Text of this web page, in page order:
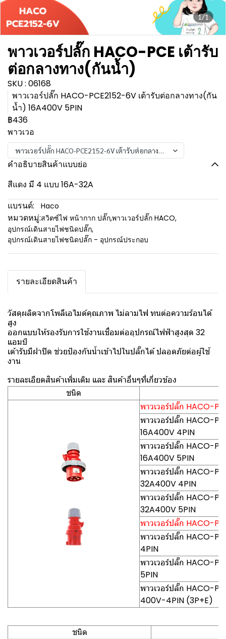
1/1
พาวเวอร์ปลั๊ก HACO-PCE เต้ารับ
ต่อกลางทาง(กันน้ำ)
SKU : 06168
พาวเวอร์ปลั๊ก HACO-PCE2152-6V เต้ารับต่อกลางทาง(กัน
น้ำ) 16A400V 5PIN
฿436
พาวเวอ
พาวเวอร์ปลั๊ก HACO-PCE2152-6V เต้ารับต่อกลางทาง(กันน้ำ) 16A400V
คำอธิบายสินค้าแบบย่อ
สีแดง มี 4 แบบ 16A-32A
แบรนด์:
Haco
หมวดหมู่:สวิตซ์ไฟ หน้ากาก ปลั๊ก,พาวเวอร์ปลั๊ก HACO,
อุปกรณ์เดินสายไฟชนิดปลั๊ก,
อุปกรณ์เดินสายไฟชนิดปลั๊ก - อุปกรณ์ประกอบ
รายละเอียดสินค้า
วัสดุผลิตจากโพลีเอไมด์คุณภาพ ไม่ลามไฟ ทนต่อความร้อนได้
สูง
ออกแบบให้รองรับการใช้งานเชื่อมต่ออุปกรณ์ไฟฟ้าสูงสุด 32
แอมป์
เต้ารับมีฝาปิด ช่วยป้องกันน้ำเข้าไปในปลั๊กได้ ปลอดภัยต่อผู้ใช้
งาน
รายละเอียดสินค้าเพิ่มเติม และ สินค้าอื่นๆที่เกี่ยวข้อง
ชนิด
พาวเวอร์ปลั๊ก HACO-
พาวเวอร์ปลั๊ก HACO-
16A400V 4PIN
พาวเวอร์ปลั๊ก HACO-
16A400V 5PIN
พาวเวอร์ปลั๊ก HACO-
32A400V 4PIN
พาวเวอร์ปลั๊ก HACO-
32A400V 5PIN
พาวเวอร์ปลั๊ก HACO-
พาวเวอร์ปลั๊ก HACO-
4PIN
พาวเวอร์ปลั๊ก HACO-
5PIN
พาวเวอร์ปลั๊ก HACO-
400V-4PIN (3P+E)
ชนิด